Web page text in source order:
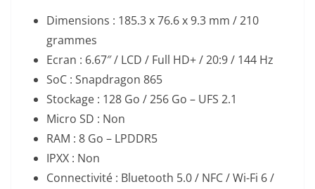
Dimensions : 185.3 x 76.6 x 9.3 mm / 210
grammes
Ecran : 6.67″ / LCD / Full HD+ / 20:9 / 144 Hz
SoC : Snapdragon 865
Stockage : 128 Go / 256 Go – UFS 2.1
Micro SD : Non
RAM : 8 Go – LPDDR5
IPXX : Non
Connectivité : Bluetooth 5.0 / NFC / Wi-Fi 6 /